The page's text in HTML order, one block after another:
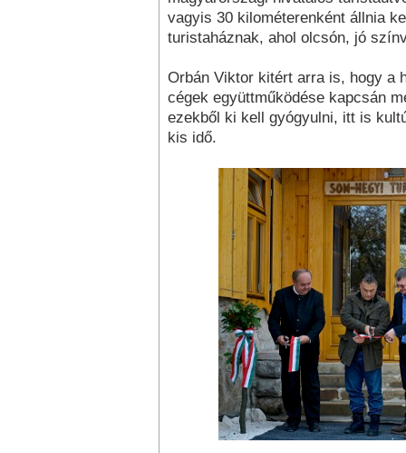
vagyis 30 kilométerenként állnia
turistaháznak, ahol olcsón, jó
Orbán Viktor kitért arra is, hogy a
cégek együttműködése kapcsán
ezekből ki kell gyógyulni, itt is
kis idő.